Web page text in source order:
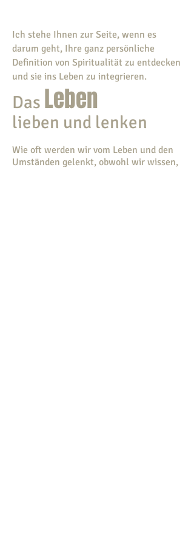
Ich stehe Ihnen zur Seite, wenn es
darum geht, Ihre ganz persönliche
Definition von Spiritualität zu entdecken
und sie ins Leben zu integrieren.
Das Leben
lieben und lenken
Wie oft werden wir vom Leben und den
Umständen gelenkt, obwohl wir wissen,